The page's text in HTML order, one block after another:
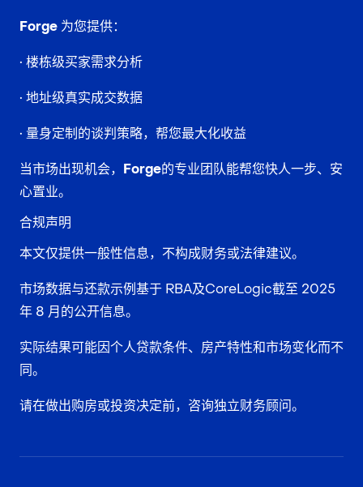
Forge 为您提供：
• 楼栋级买家需求分析
• 地址级真实成交数据
• 量身定制的谈判策略，帮您最大化收益
当市场出现机会，Forge的专业团队能帮您快人一步、安
心置业。
合规声明
本文仅提供一般性信息，不构成财务或法律建议。
市场数据与还款示例基于 RBA及CoreLogic截至 2025
年 8 月的公开信息。
实际结果可能因个人贷款条件、房产特性和市场变化而不
同。
请在做出购房或投资决定前，咨询独立财务顾问。